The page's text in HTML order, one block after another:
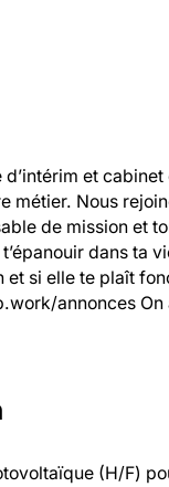
d’intérim et
métier. Nous
de mission et
dans ta
et si elle te plaît
annonces On
(H/F)